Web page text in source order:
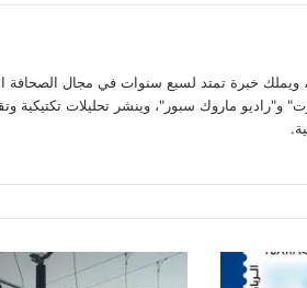
خبرة تمتد لسبع سنوات في مجال الصحافة
ماروك سبور"، وينشر تحليلات تكتيكية
تراجع